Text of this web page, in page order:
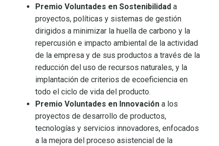
Premio Voluntades en Sostenibilidad a
proyectos, políticas y sistemas de gestión
dirigidos a minimizar la huella de carbono y la
repercusión e impacto ambiental de la actividad
de la empresa y de sus productos a través de la
reducción del uso de recursos naturales, y la
implantación de criterios de ecoeficiencia en
todo el ciclo de vida del producto.
Premio Voluntades en Innovación a los
proyectos de desarrollo de productos,
tecnologías y servicios innovadores, enfocados
a la mejora del proceso asistencial de la